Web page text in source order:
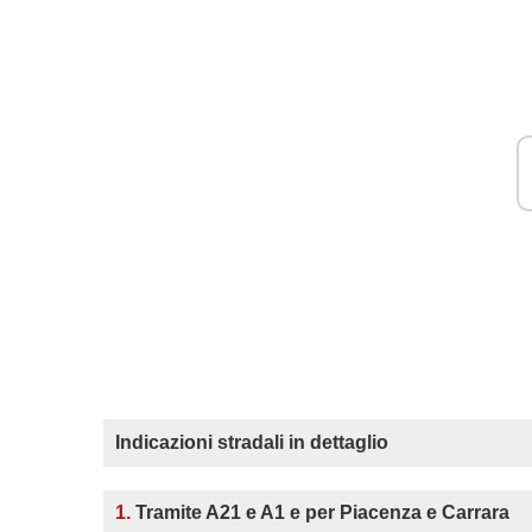
Indicazioni stradali in dettaglio
1. Tramite A21 e A1 e per Piacenza e Carrara